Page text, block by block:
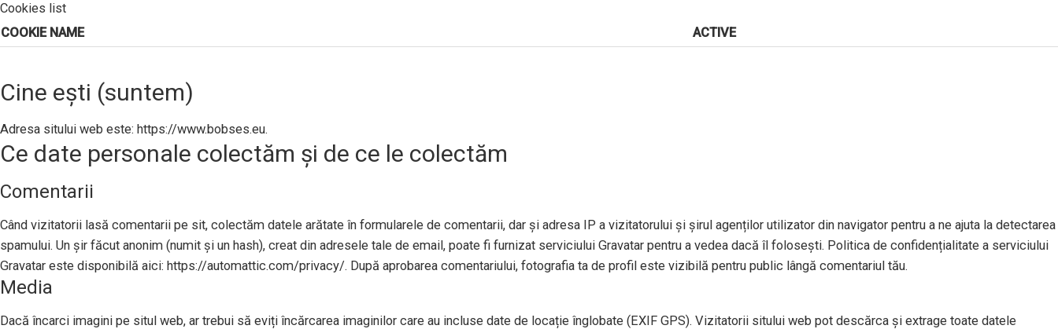
Cookies list
COOKIE NAME
ACTIVE
Cine ești (suntem)
Adresa sitului web este: https://www.bobses.eu.
Ce date personale colectăm și de ce le colectăm
Comentarii
Când vizitatorii lasă comentarii pe sit, colectăm datele arătate în formularele de comentarii, dar și adresa IP a vizitatorului și șirul agenților utilizator din navigator pentru a ne ajuta la detectarea
spamului. Un șir făcut anonim (numit și un hash), creat din adresele tale de email, poate fi furnizat serviciului Gravatar pentru a vedea dacă îl folosești. Politica de confidențialitate a serviciului
Gravatar este disponibilă aici: https://automattic.com/privacy/. După aprobarea comentariului, fotografia ta de profil este vizibilă pentru public lângă comentariul tău.
Media
Dacă încarci imagini pe situl web, ar trebui să eviți încărcarea imaginilor care au incluse date de locație înglobate (EXIF GPS). Vizitatorii sitului web pot descărca și extrage toate datele